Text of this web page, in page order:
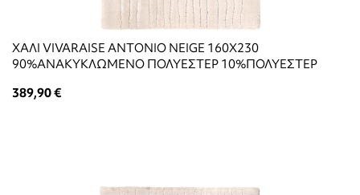
ΧΑΛΙ VIVARAISE ANTONIO NEIGE 160X230
90%ΑΝΑΚΥΚΛΩΜΕΝΟ ΠΟΛΥΕΣΤΕΡ 10%ΠΟΛΥΕΣΤΕΡ
389,90 €